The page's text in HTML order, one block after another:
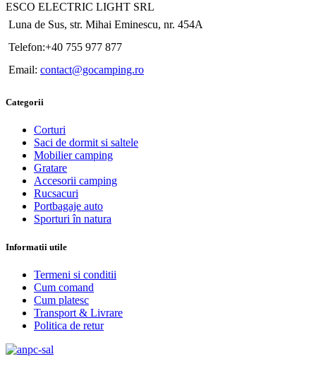
ESCO ELECTRIC LIGHT SRL
Luna de Sus, str. Mihai Eminescu, nr. 454A
Telefon:+40 755 977 877
Email: contact@gocamping.ro
Categorii
Corturi
Saci de dormit si saltele
Mobilier camping
Gratare
Accesorii camping
Rucsacuri
Portbagaje auto
Sporturi în natura
Informatii utile
Termeni si conditii
Cum comand
Cum platesc
Transport & Livrare
Politica de retur